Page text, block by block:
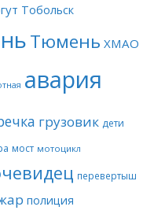
Тобольск
Тюмень ХМАО
авария
грузовик дети
мост мотоцикл
перевертыш
полиция